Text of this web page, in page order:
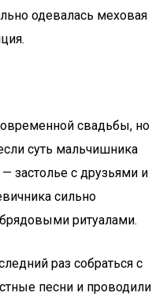
одевалась меховая
свадьбы, но
суть мальчишника
застолье с друзьями и
сильно
ритуалами.
раз собраться с
песни и проводили